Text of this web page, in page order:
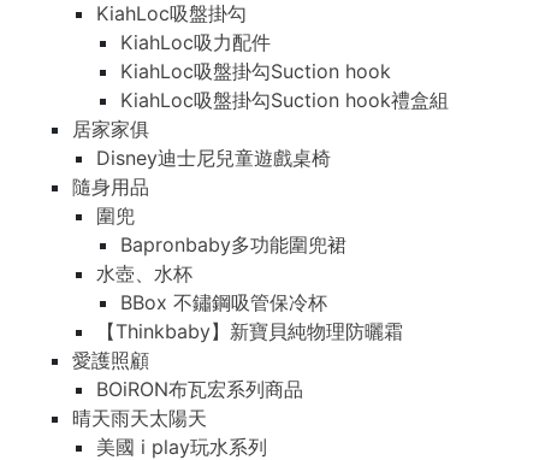
KiahLoc吸盤掛勾
KiahLoc吸力配件
KiahLoc吸盤掛勾Suction hook
KiahLoc吸盤掛勾Suction hook禮盒組
居家家俱
Disney迪士尼兒童遊戲桌椅
隨身用品
圍兜
Bapronbaby多功能圍兜裙
水壺、水杯
BBox 不鏽鋼吸管保冷杯
【Thinkbaby】新寶貝純物理防曬霜
愛護照顧
BOiRON布瓦宏系列商品
晴天雨天太陽天
美國 i play玩水系列